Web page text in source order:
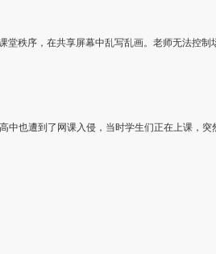
秩序，在共享屏幕中乱写乱画。老师无法控制
中也遭到了网课入侵，当时学生们正在上课，